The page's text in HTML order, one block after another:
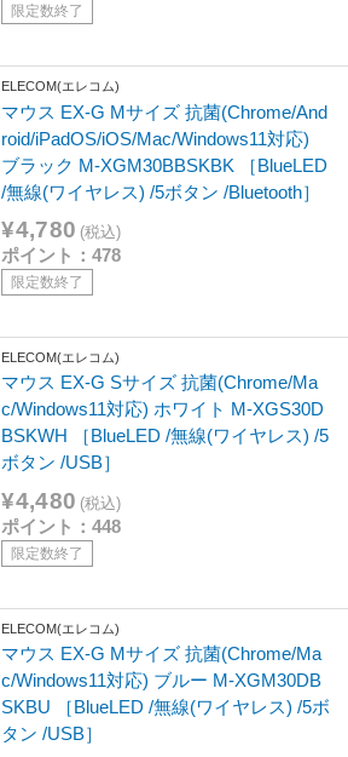
限定数終了
ELECOM(エレコム)
マウス EX-G Mサイズ 抗菌(Chrome/And
roid/iPadOS/iOS/Mac/Windows11対応)
ブラック M-XGM30BBSKBK ［BlueLED
/無線(ワイヤレス) /5ボタン /Bluetooth］
¥4,780 (税込)
ポイント：478
限定数終了
ELECOM(エレコム)
マウス EX-G Sサイズ 抗菌(Chrome/Ma
c/Windows11対応) ホワイト M-XGS30D
BSKWH ［BlueLED /無線(ワイヤレス) /5
ボタン /USB］
¥4,480 (税込)
ポイント：448
限定数終了
ELECOM(エレコム)
マウス EX-G Mサイズ 抗菌(Chrome/Ma
c/Windows11対応) ブルー M-XGM30DB
SKBU ［BlueLED /無線(ワイヤレス) /5ボ
タン /USB］